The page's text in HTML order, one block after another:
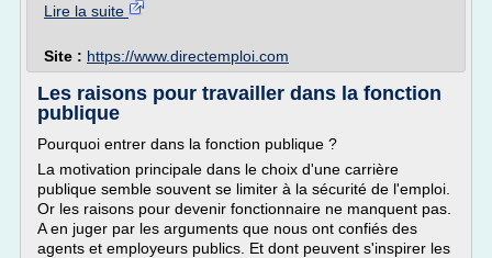
Lire la suite
Site : https://www.directemploi.com
Les raisons pour travailler dans la fonction
publique
Pourquoi entrer dans la fonction publique ?
La motivation principale dans le choix d'une carrière
publique semble souvent se limiter à la sécurité de l'emploi.
Or les raisons pour devenir fonctionnaire ne manquent pas.
A en juger par les arguments que nous ont confiés des
agents et employeurs publics. Et dont peuvent s'inspirer les